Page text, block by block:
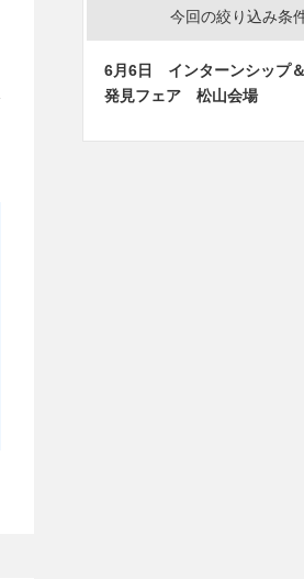
今回の絞り込み条
6月6日 インターンシップ
発見フェア 松山会場